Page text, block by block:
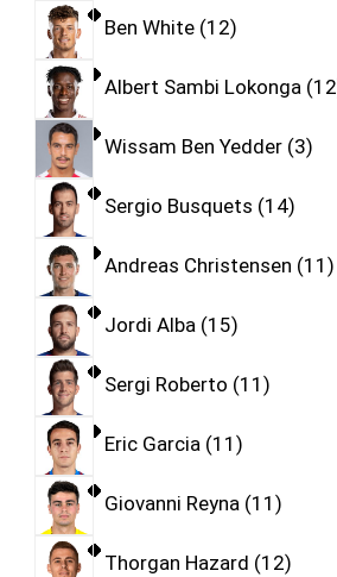
Ben White 12
Albert Sambi Lokonga 12
Wissam Ben Yedder 3
Sergio Busquets 14
Andreas Christensen 11
Jordi Alba 15
Sergi Roberto 11
Eric Garcia 11
Giovanni Reyna 11
Thorgan Hazard 12